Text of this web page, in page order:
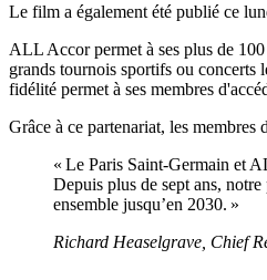
Le film a également été publié ce
ALL Accor permet à ses plus de
grands tournois sportifs ou concerts
fidélité permet à ses membres
Grâce à ce partenariat, les
« Le Paris Saint-Germain et
Depuis plus de sept ans,
ensemble jusqu’en 2030. »
Richard Heaselgrave, Chief